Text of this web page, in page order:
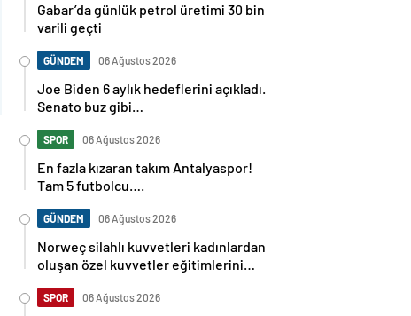
Gabar’da günlük petrol üretimi 30 bin
varili geçti
GÜNDEM 06 Ağustos 2026
Joe Biden 6 aylık hedeflerini açıkladı.
Senato buz gibi…
SPOR 06 Ağustos 2026
En fazla kızaran takım Antalyaspor!
Tam 5 futbolcu….
GÜNDEM 06 Ağustos 2026
Norweç silahlı kuvvetleri kadınlardan
oluşan özel kuvvetler eğitimlerini
SPOR 06 Ağustos 2026